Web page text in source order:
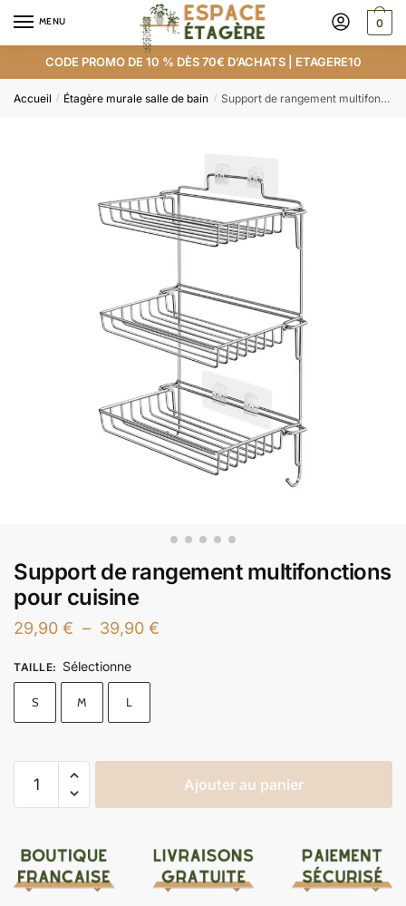
MENU 0
CODE PROMO DE 10 % DÈS 70€ D’ACHATS | ETAGERE10
Accueil / Étagère murale salle de bain / Support de rangement multifonctions pour cuisine
Support de rangement multifonctions
pour cuisine
29,90 € – 39,90 €
TAILLE: Sélectionne
S M L
Ajouter au panier